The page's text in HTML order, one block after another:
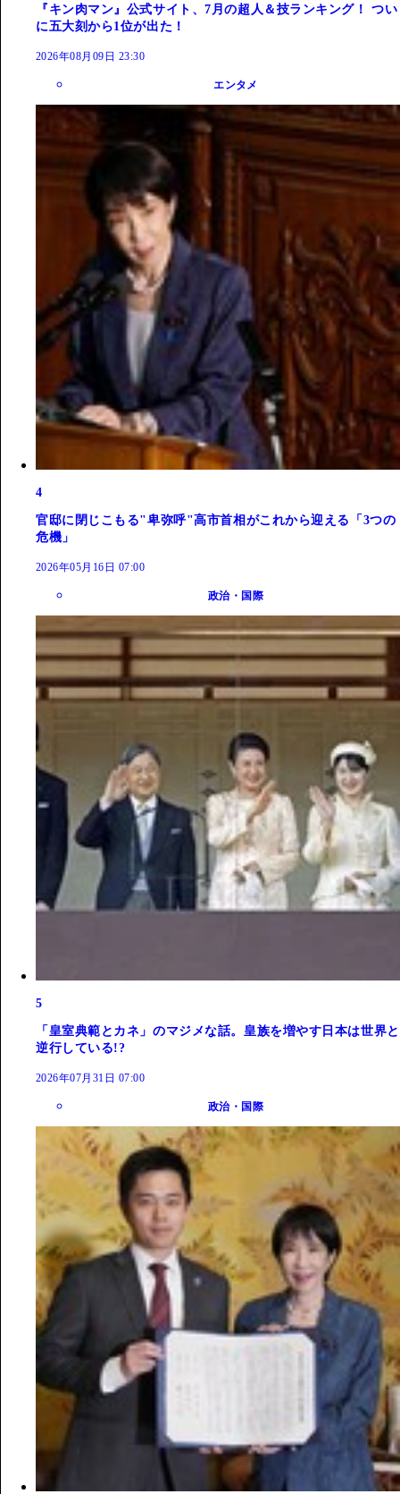
『キン肉マン』公式サイト、7月の超人＆技ランキング！ つい
に五大刻から1位が出た！
2026年08月09日 23:30
エンタメ
4
官邸に閉じこもる"卑弥呼"高市首相がこれから迎える「3つの
危機」
2026年05月16日 07:00
政治・国際
5
「皇室典範とカネ」のマジメな話。皇族を増やす日本は世界と
逆行している!?
2026年07月31日 07:00
政治・国際